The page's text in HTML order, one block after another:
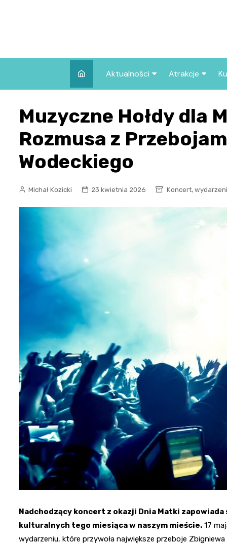
Aktualności
Wszystkie wpisy
Atrakcje
we Wrocławiu
Co warto
Wrocławiu?
Muzyczne Hołdy dla
Rozmusa z
Wodeckiego
Michał Kozicki 23 kwietnia 2026 Koncert,
Nadchodzący koncert z okazji Dnia Matki
kulturalnych tego miesiąca w naszym mieście. 17
wydarzeniu, które przywoła największe przeboje